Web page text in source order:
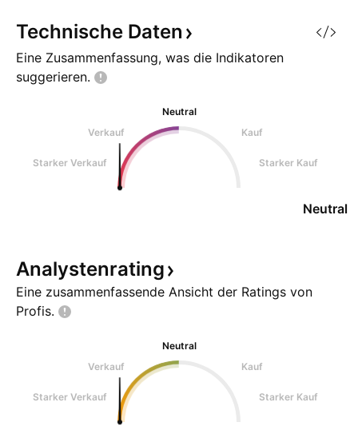
Technische Daten
Eine Zusammenfassung, was die Indikatoren
suggerieren.
Neutral
Verkauf
Kauf
Starker Verkauf Starker Kauf
Neutral
Analystenrating
Eine zusammenfassende Ansicht der Ratings von
Profis.
Neutral
Verkauf
Kauf
Starker Verkauf Starker Kauf